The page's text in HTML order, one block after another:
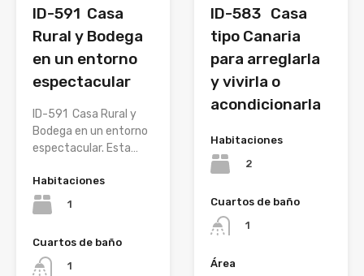
ID-591 Casa
Rural y Bodega
en un entorno
espectacular
ID-591 Casa Rural y
Bodega en un entorno
espectacular. Esta…
Habitaciones
1
Cuartos de baño
1
ID-583 Casa
tipo Canaria
para arreglarla
y vivirla o
acondicionarla
Habitaciones
2
Cuartos de baño
1
Área